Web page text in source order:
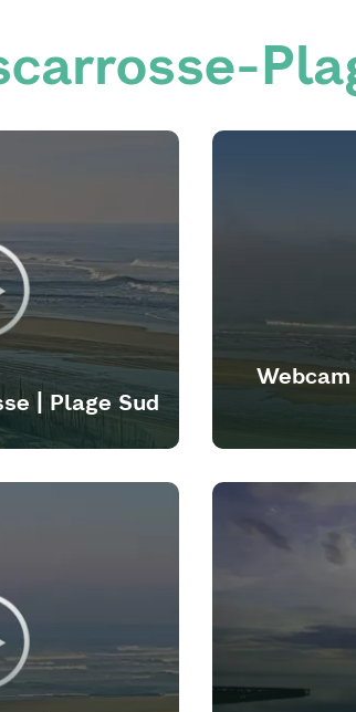
| Plage Sud